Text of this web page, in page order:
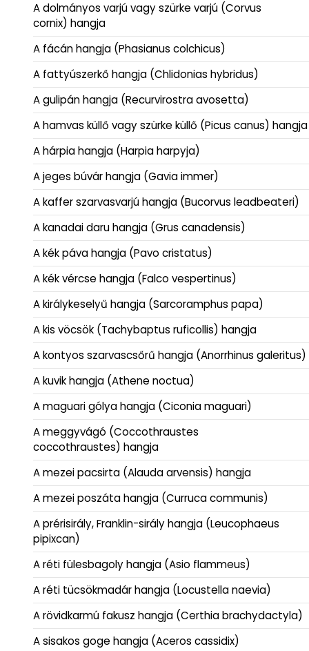
A dolmányos varjú vagy szürke varjú (Corvus
cornix) hangja
A fácán hangja (Phasianus colchicus)
A fattyúszerkő hangja (Chlidonias hybridus)
A gulipán hangja (Recurvirostra avosetta)
A hamvas küllő vagy szürke küllő (Picus canus) hangja
A hárpia hangja (Harpia harpyja)
A jeges búvár hangja (Gavia immer)
A kaffer szarvasvarjú hangja (Bucorvus leadbeateri)
A kanadai daru hangja (Grus canadensis)
A kék páva hangja (Pavo cristatus)
A kék vércse hangja (Falco vespertinus)
A királykeselyű hangja (Sarcoramphus papa)
A kis vöcsök (Tachybaptus ruficollis) hangja
A kontyos szarvascsőrű hangja (Anorrhinus galeritus)
A kuvik hangja (Athene noctua)
A maguari gólya hangja (Ciconia maguari)
A meggyvágó (Coccothraustes
coccothraustes) hangja
A mezei pacsirta (Alauda arvensis) hangja
A mezei poszáta hangja (Curruca communis)
A prérisirály, Franklin-sirály hangja (Leucophaeus
pipixcan)
A réti fülesbagoly hangja (Asio flammeus)
A réti tücsökmadár hangja (Locustella naevia)
A rövidkarmú fakusz hangja (Certhia brachydactyla)
A sisakos goge hangja (Aceros cassidix)